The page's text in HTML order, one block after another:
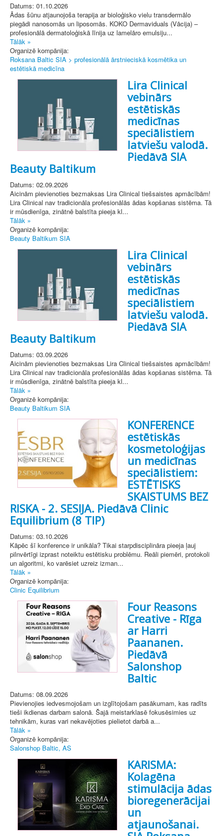
Datums: 01.10.2026
Ādas šūnu atjaunojoša terapija ar bioloģisko vielu transdermālo
piegādi nanosomās un liposomās. KOKO Dermaviduals (Vācija) –
profesionālā dermatoloģiskā līnija uz lamelāro emulsiju...
Tālāk »
Organizē kompānija:
Roksana Baltic SIA > profesionālā ārstnieciskā kosmētika un
estētiskā medicīna
Lira Clinical
vebinārs
estētiskās
medicīnas
speciālistiem
latviešu valodā.
Piedāvā SIA
Beauty Baltikum
Datums: 02.09.2026
Aicinām pievienoties bezmaksas Lira Clinical tiešsaistes apmācībām!
Lira Clinical nav tradicionāla profesionālās ādas kopšanas sistēma. Tā
ir mūsdienīga, zinātnē balstīta pieeja kl...
Tālāk »
Organizē kompānija:
Beauty Baltikum SIA
Lira Clinical
vebinārs
estētiskās
medicīnas
speciālistiem
latviešu valodā.
Piedāvā SIA
Beauty Baltikum
Datums: 03.09.2026
Aicinām pievienoties bezmaksas Lira Clinical tiešsaistes apmācībām!
Lira Clinical nav tradicionāla profesionālās ādas kopšanas sistēma. Tā
ir mūsdienīga, zinātnē balstīta pieeja kl...
Tālāk »
Organizē kompānija:
Beauty Baltikum SIA
KONFERENCE
estētiskās
kosmetoloģijas
un medicīnas
speciālistiem:
ESTĒTISKS
SKAISTUMS BEZ
RISKA - 2. SESIJA. Piedāvā Clinic
Equilibrium (8 TIP)
Datums: 03.10.2026
Kāpēc šī konference ir unikāla? Tikai starpdisciplināra pieeja ļauj
pilnvērtīgi izprast noteiktu estētisku problēmu. Reāli piemēri, protokoli
un algoritmi, ko varēsiet uzreiz izman...
Tālāk »
Organizē kompānija:
Clinic Equilibrium
Four Reasons
Creative - Rīga
ar Harri
Paananen.
Piedāvā
Salonshop
Baltic
Datums: 08.09.2026
Pievienojies iedvesmojošam un izglītojošam pasākumam, kas radīts
tieši ikdienas darbam salonā. Šajā meistarklasē fokusēsimies uz
tehnikām, kuras vari nekavējoties pielietot darbā a...
Tālāk »
Organizē kompānija:
Salonshop Baltic, AS
KARISMA:
Kolagēna
stimulācija ādas
bioregenerācijai
un
atjaunošanai.